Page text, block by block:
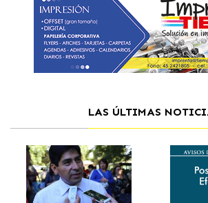
LAS ÚLTIMAS